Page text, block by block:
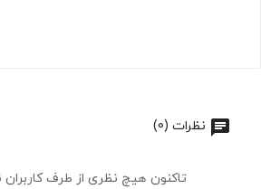
نظرات (0)
تاکنون هیچ نظری از طرف